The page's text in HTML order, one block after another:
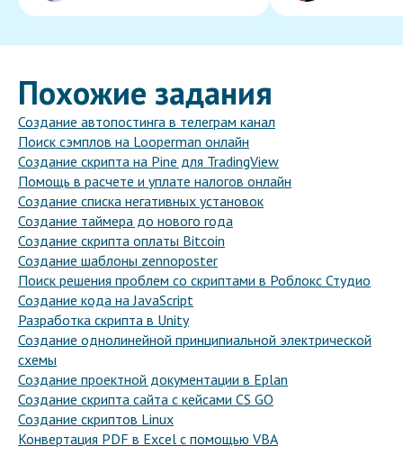
Похожие задания
Создание автопостинга в телеграм канал
Поиск сэмплов на Looperman онлайн
Создание скрипта на Pine для TradingView
Помощь в расчете и уплате налогов онлайн
Создание списка негативных установок
Создание таймера до нового года
Создание скрипта оплаты Bitcoin
Создание шаблоны zennoposter
Поиск решения проблем со скриптами в Роблокс Студио
Создание кода на JavaScript
Разработка скрипта в Unity
Создание однолинейной принципиальной электрической
схемы
Создание проектной документации в Eplan
Создание скрипта сайта с кейсами CS GO
Создание скриптов Linux
Конвертация PDF в Excel с помощью VBA